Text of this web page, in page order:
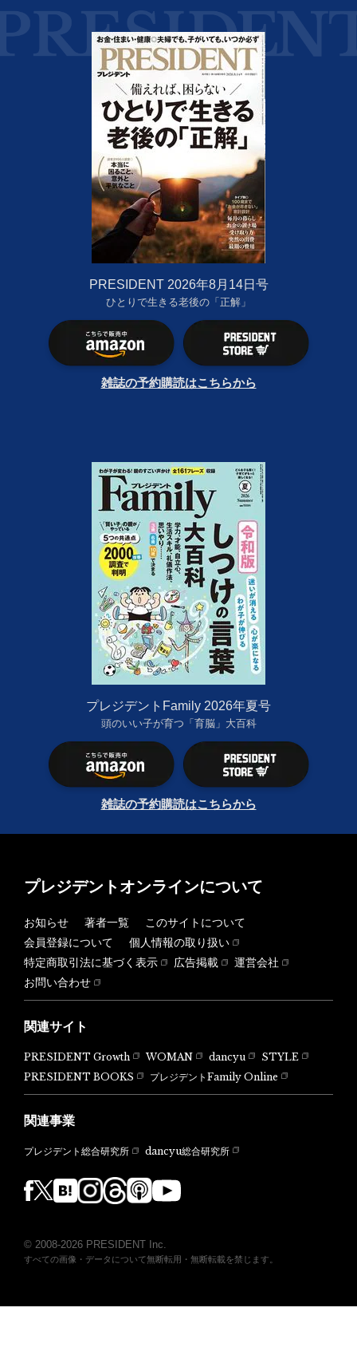
PRESIDENT 2026年8月14日号
ひとりで生きる老後の「正解」
雑誌の予約購読はこちらから
プレジデントFamily 2026年夏号
頭のいい子が育つ「育脳」大百科
雑誌の予約購読はこちらから
プレジデントオンラインについて
お知らせ 著者一覧
このサイトについて
会員登録について
個人情報の取り扱い
特定商取引法に基づく表示
広告掲載
運営会社
お問い合わせ
関連サイト
PRESIDENT Growth WOMAN dancyu
STYLE
PRESIDENT BOOKS
プレジデントFamily Online
関連事業
プレジデント総合研究所 dancyu総合研究所
© 2008-2026 PRESIDENT Inc.
すべての画像・データについて無断転用・無断転載を禁じます。